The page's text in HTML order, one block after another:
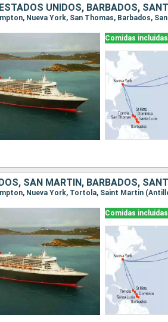
Comidas incluidas
Comidas incluidas